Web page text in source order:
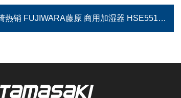
热销 FUJIWARA藤原 商用加湿器 HSE551